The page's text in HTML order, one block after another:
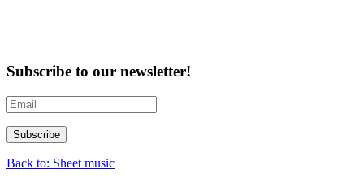
Subscribe to our newsletter!
Back to: Sheet music